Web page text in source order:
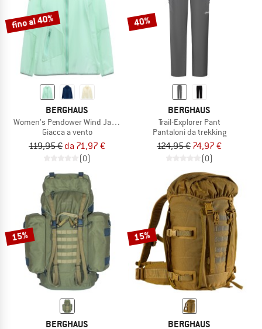
fino al 40%
BERGHAUS
Women's Pendower Wind Jacket AF
Giacca a vento
119,95 € da 71,97 €
(0)
40%
BERGHAUS
Trail-Explorer Pant
Pantaloni da trekking
124,95 € 74,97 €
(0)
15%
BERGHAUS
15%
BERGHAUS